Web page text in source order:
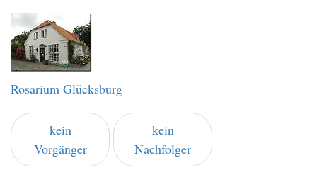
Rosarium Glücksburg
kein
Vorgänger
kein
Nachfolger